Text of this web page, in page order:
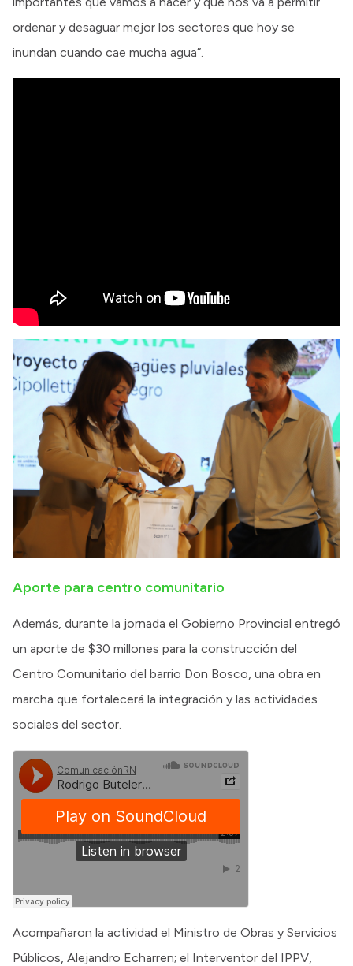
ordenar y desaguar mejor los sectores que hoy se
inundan cuando cae mucha agua”.
Aporte para centro comunitario
Además, durante la jornada el Gobierno Provincial entregó
un aporte de $30 millones para la construcción del
Centro Comunitario del barrio Don Bosco, una obra en
marcha que fortalecerá la integración y las actividades
sociales del sector.
Acompañaron la actividad el Ministro de Obras y Servicios
Públicos, Alejandro Echarren; el Interventor del IPPV,